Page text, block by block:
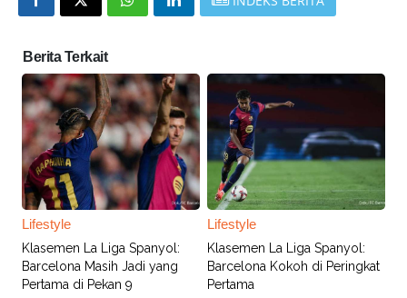
Berita Terkait
Lifestyle
Klasemen La Liga Spanyol:
Barcelona Masih Jadi yang
Pertama di Pekan 9
Lifestyle
Klasemen La Liga Spanyol:
Barcelona Kokoh di Peringkat
Pertama